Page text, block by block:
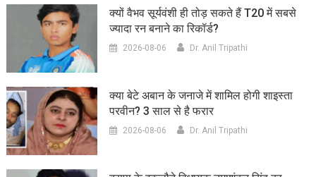
क्यों वैभव सूर्यवंशी ही तोड़ सकते हैं T20 में सबसे
ज्यादा रन बनाने का रिकॉर्ड?
2026-08-06 Dr. Anil Tripathi
क्या बेटे अबान के जनाजे में शामिल होगी शाइस्ता
परवीन? 3 साल से है फरार
2026-08-06 Dr. Anil Tripathi